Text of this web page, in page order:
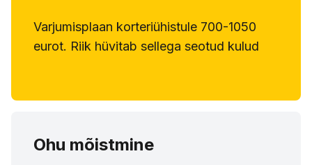
Varjumisplaan korteriühistule 700-1050
eurot. Riik hüvitab sellega seotud kulud
Ohu mõistmine